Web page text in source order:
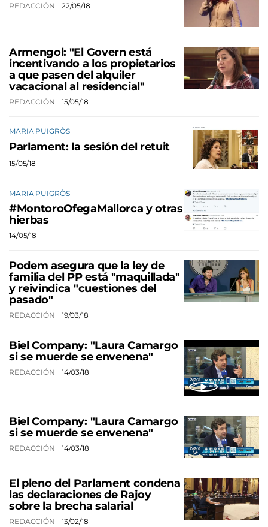
REDACCIÓN 22/05/18
Armengol: "El Govern está
incentivando a los propietarios
a que pasen del alquiler
vacacional al residencial"
REDACCIÓN 15/05/18
MARIA PUIGRÒS
Parlament: la sesión del retuit
15/05/18
MARIA PUIGRÒS
#MontoroOfegaMallorca y otras
hierbas
14/05/18
Podem asegura que la ley de
familia del PP está "maquillada"
y reivindica "cuestiones del
pasado"
REDACCIÓN 19/03/18
Biel Company: "Laura Camargo
si se muerde se envenena"
REDACCIÓN 14/03/18
Biel Company: "Laura Camargo
si se muerde se envenena"
REDACCIÓN 14/03/18
El pleno del Parlament condena
las declaraciones de Rajoy
sobre la brecha salarial
REDACCIÓN 13/02/18